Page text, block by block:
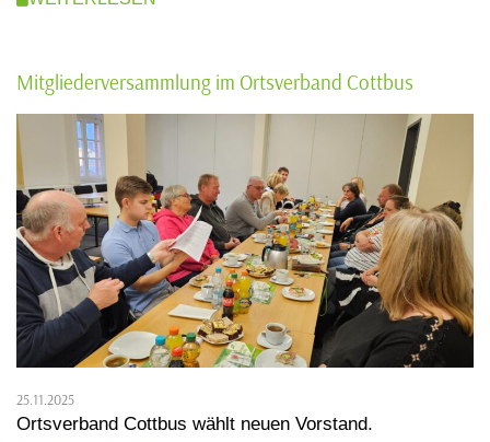
Mitgliederversammlung im Ortsverband Cottbus
25.11.2025
Ortsverband Cottbus wählt neuen Vorstand.